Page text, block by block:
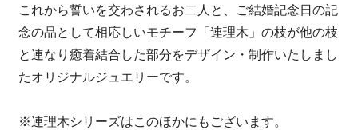
これから誓いを交わされるお二人と、ご結婚記念日の記
念の品として相応しいモチーフ「連理木」の枝が他の枝
と連なり癒着結合した部分をデザイン・制作いたしまし
たオリジナルジュエリーです。
※連理木シリーズはこのほかにもございます。